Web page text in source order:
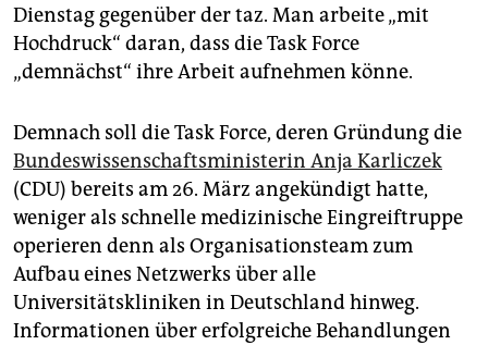
Dienstag gegenüber der taz. Man arbeite „mit
Hochdruck“ daran, dass die Task Force
„demnächst“ ihre Arbeit aufnehmen könne.
Demnach soll die Task Force, deren Gründung die
Bundeswissenschaftsministerin Anja Karliczek
(CDU) bereits am 26. März angekündigt hatte,
weniger als schnelle medizinische Eingreiftruppe
operieren denn als Organisationsteam zum
Aufbau eines Netzwerks über alle
Universitätskliniken in Deutschland hinweg.
Informationen über erfolgreiche Behandlungen